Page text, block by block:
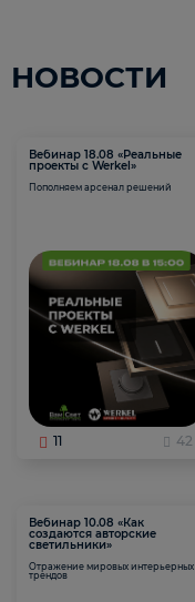
НОВОСТИ
Вебинар 18.08 «Реальные
проекты с Werkel»
Пополняем арсенал решений
11 42
Вебинар 10.08 «Как
создаются авторские
светильники»
Отражение мировых интерьерных
трендов